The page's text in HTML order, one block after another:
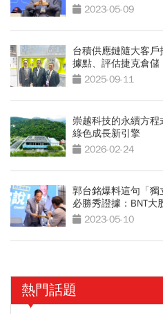
2023-05-09
台積供應鏈隨大客
據點、評估捷克倉
2025-09-11
崇越科技的永續方
綠色成長新引擎
2026-02-24
郭台銘爆料這句「獨
必勝秀證據：BNT大
2023-05-10
熱門話題